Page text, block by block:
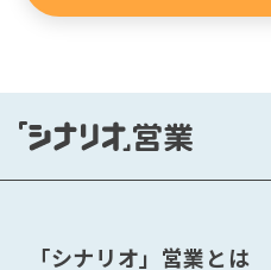
「シナリオ」営業とは